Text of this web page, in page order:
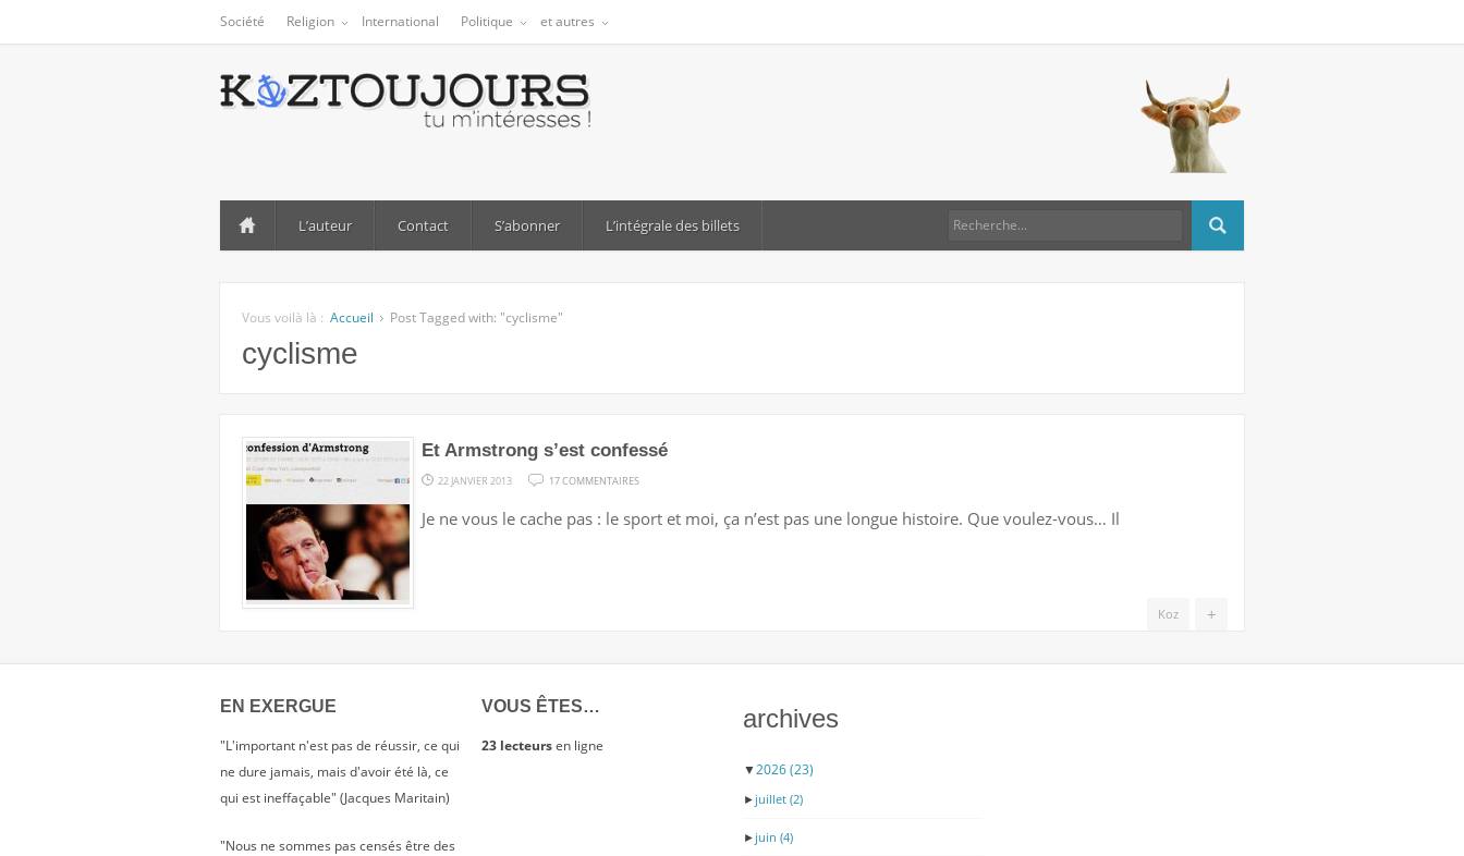
Société Religion International Politique et autres
L’auteur Contact S’abonner L’intégrale des billets
Vous voilà là : Accueil Post Tagged with: "cyclisme"
cyclisme
Et Armstrong s’est confessé
22 JANVIER 2013 17 COMMENTAIRES
ARMSTRONG
Je ne vous le cache pas : le sport et moi, ça n’est pas une longue histoire. Que voulez-vous… Il
+
Koz
EN EXERGUE
"L'important n'est pas de réussir, ce qui
ne dure jamais, mais d'avoir été là, ce
qui est ineffaçable" (Jacques Maritain)
"Nous ne sommes pas censés être des
VOUS ÊTES…
23 lecteursen ligne
archives
▼2026(23)
► juillet (2)
► juin (4)